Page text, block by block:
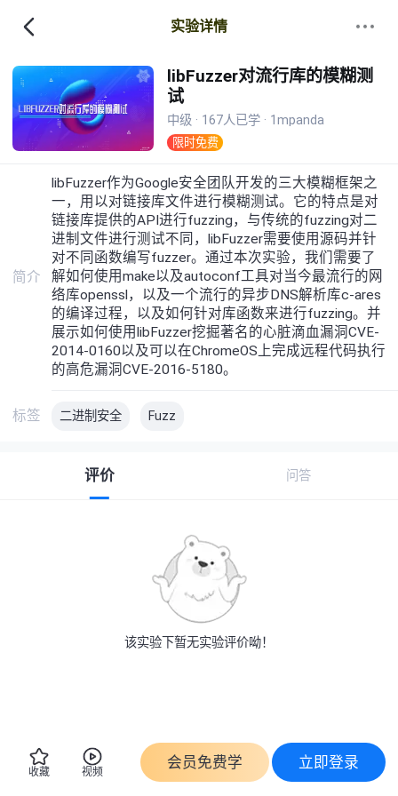
实验详情
libFuzzer对流行库的模糊测
试
中级 · 167人已学 · 1mpanda
限时免费
简介
libFuzzer作为Google安全团队开发的三大模糊框架之
一，用以对链接库文件进行模糊测试。它的特点是对
链接库提供的API进行fuzzing，与传统的fuzzing对二
进制文件进行测试不同，libFuzzer需要使用源码并针
对不同函数编写fuzzer。通过本次实验，我们需要了
解如何使用make以及autoconf工具对当今最流行的网
络库openssl，以及一个流行的异步DNS解析库c-ares
的编译过程，以及如何针对库函数来进行fuzzing。并
展示如何使用libFuzzer挖掘著名的心脏滴血漏洞CVE-
2014-0160以及可以在ChromeOS上完成远程代码执行
的高危漏洞CVE-2016-5180。
标签 二进制安全 Fuzz
评价 问答
该实验下暂无实验评价呦！
收藏 视频
会员免费学 立即登录